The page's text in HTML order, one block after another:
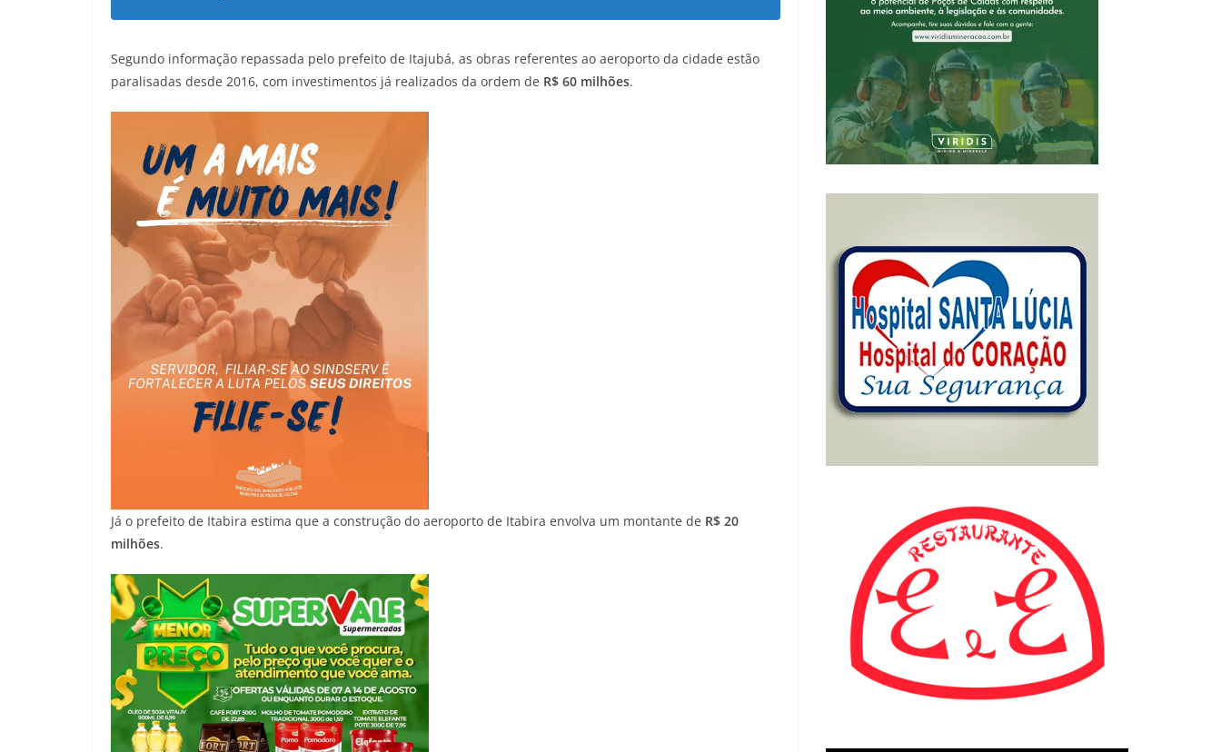
Segundo informação repassada pelo prefeito de Itajubá, as obras referentes ao aeroporto da cidade estão
paralisadas desde 2016, com investimentos já realizados da ordem de R$ 60 milhões.
Já o prefeito de Itabira estima que a construção do aeroporto de Itabira envolva um montante de R$ 20
milhões.